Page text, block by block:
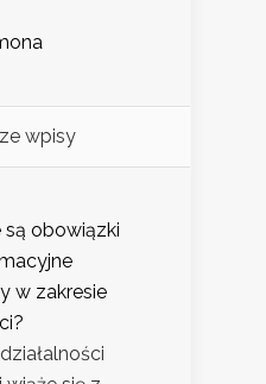
wpisy
są obowiązki
w zakresie